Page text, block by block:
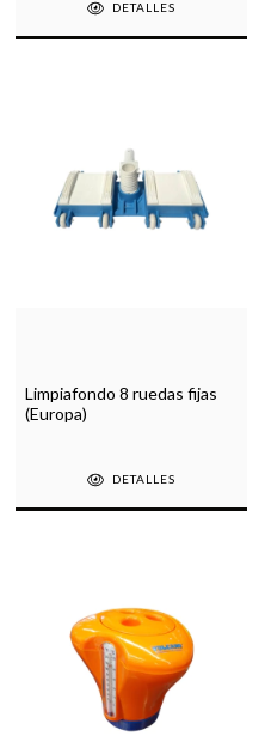
DETALLES
Limpiafondo 8 ruedas fijas
(Europa)
DETALLES